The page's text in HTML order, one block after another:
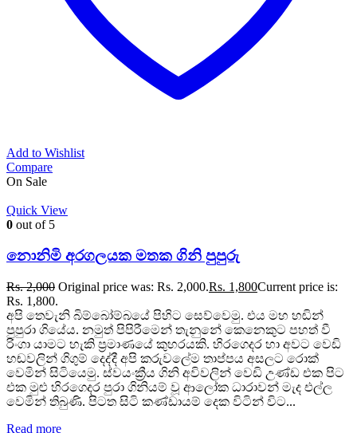
Add to Wishlist
Compare
On Sale
Quick View
0 out of 5
නොනිමි අරගලයක මතක ගිනි පුපුරු
Rs.2,000 Original price was: Rs. 2,000.Rs. 1,800Current price is:
Rs. 1,800.
අපි තෙවැනි බිම්බෝම්බයේ පිහිට සෙව්වෙමු. එය මහ හඬින්
පුපුරා ගියේය. නමුත් පිපිරීමෙන් තැනුනේ කෙනෙකුට පහත් වී
රිංගා යාමට හැකි ප්‍රමාණයේ කුහරයකි. හිරගෙදර හා අවට වෙඩි
හඬවලින් ගිගුම් දෙද්දී අපි කරුවලේම තාප්පය අසලට රොක්
වෙමින් සිටියෙමු. ස්වයංක්‍රීය ගිනි අවිවලින් වෙඩි උණ්ඩ එක පිට
එක මුළු හිරගෙදර පුරා ගිනියම් වූ ආලෝක ධාරාවන් මැද එල්ල
වෙමින් තිබුණි. පිටත සිටි කණ්ඩායම් දෙක විටින් විට...
Read more